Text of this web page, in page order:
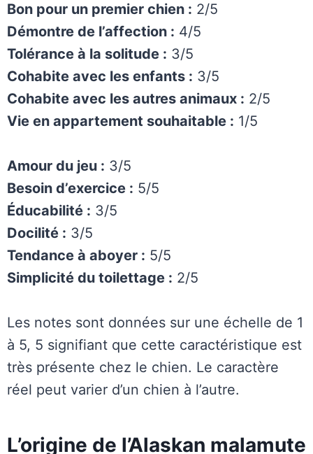
Bon pour un premier chien : 2/5
Démontre de l’affection : 4/5
Tolérance à la solitude : 3/5
Cohabite avec les enfants : 3/5
Cohabite avec les autres animaux : 2/5
Vie en appartement souhaitable : 1/5
Amour du jeu : 3/5
Besoin d’exercice : 5/5
Éducabilité : 3/5
Docilité : 3/5
Tendance à aboyer : 5/5
Simplicité du toilettage : 2/5
Les notes sont données sur une échelle de 1
à 5, 5 signifiant que cette caractéristique est
très présente chez le chien. Le caractère
réel peut varier d’un chien à l’autre.
L’origine de l’Alaskan malamute